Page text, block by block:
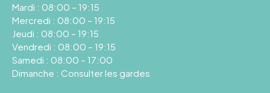
Mardi : 08:00 – 19:15
Mercredi : 08:00 – 19:15
Jeudi : 08:00 – 19:15
Vendredi : 08:00 – 19:15
Samedi : 08:00 – 17:00
Dimanche : Consulter les gardes